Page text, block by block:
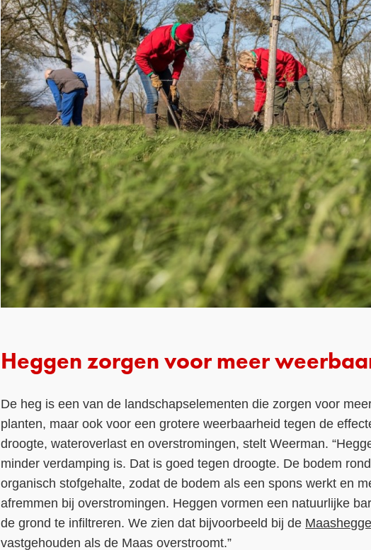
Heggen zorgen voor meer
De heg is een van de landschapselementen die zorgen voor
planten, maar ook voor een grotere weerbaarheid tegen de
droogte, wateroverlast en overstromingen, stelt Weerman.
minder verdamping is. Dat is goed tegen droogte. De bodem
organisch stofgehalte, zodat de bodem als een spons werkt en
afremmen bij overstromingen. Heggen vormen een natuurlijke
de grond te infiltreren. We zien dat bijvoorbeeld bij de
vastgehouden als de Maas overstroomt.”